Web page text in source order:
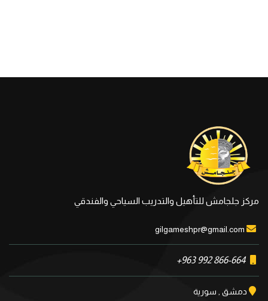
مركز جلجامش للتأهيل والتدريب السياحي والفندقي
+963 992 866-664
دمشق , سورية